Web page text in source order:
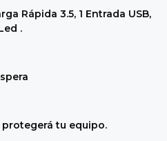
Rápida 3.5, 1 Entrada USB,
.
tu equipo.